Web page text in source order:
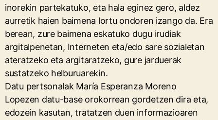
inorekin partekatuko, eta hala eginez gero, aldez
aurretik haien baimena lortu ondoren izango da. Era
berean, zure baimena eskatuko dugu irudiak
argitalpenetan, Interneten eta/edo sare sozialetan
ateratzeko eta argitaratzeko, gure jarduerak
sustatzeko helburuarekin.
Datu pertsonalak María Esperanza Moreno
Lopezen datu-base orokorrean gordetzen dira eta,
edozein kasutan, tratatzen duen informazioaren